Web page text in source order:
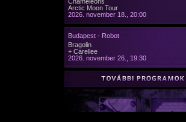
Arctic Moon Tour
2026. november 18., 20:00
Budapest - Robot
Bragolin
+ Carellee
2026. november 26., 19:30